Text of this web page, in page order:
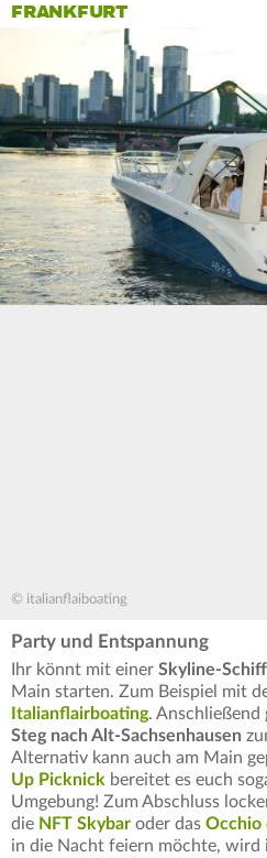
FRANKFURT
© italianflaiboating
Party und Entspannung
Ihr könnt mit einer Skyline-
Main starten. Zum Beispiel mit
Italianflairboating. Anschließend
Steg nach Alt-Sachsenhausen
Alternativ kann auch am Main
Up Picknick bereitet es euch
Umgebung! Zum Abschluss
die NFT Skybar oder das Occhio
in die Nacht feiern möchte, wird